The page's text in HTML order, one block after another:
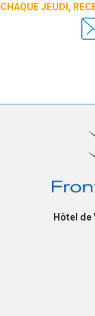
CHAQUE JEUDI,
Hôtel de